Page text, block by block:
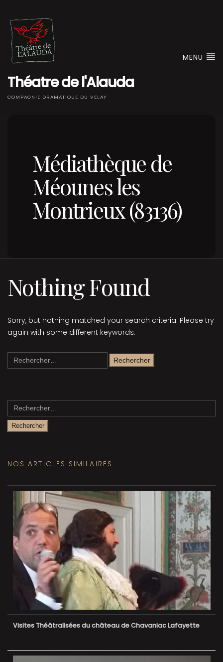
Théatre de l'Alauda
COMPAGNIE DRAMATIQUE DU VELAY
MENU
Médiathèque de
Méounes les
Montrieux (83136)
Nothing Found
Sorry, but nothing matched your search criteria. Please try
again with some different keywords.
Rechercher :
Rechercher :
NOS ARTICLES SIMILAIRES
Visites Théâtralisées du château de Chavaniac Lafayette